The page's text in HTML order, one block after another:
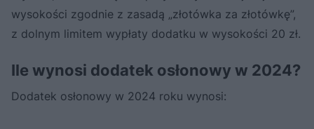
wysokości zgodnie z zasadą „złotówka za złotówkę”,
z dolnym limitem wypłaty dodatku w wysokości 20 zł.
Ile wynosi dodatek osłonowy w 2024?
Dodatek osłonowy w 2024 roku wynosi: